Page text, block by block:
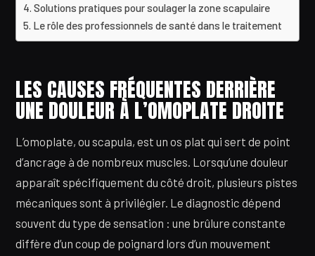
Solutions pratiques pour soulager la zone scapulaire
Le rôle des professionnels de santé dans le traitement
LES CAUSES FRÉQUENTES DERRIÈRE
UNE DOULEUR À L’OMOPLATE DROITE
L’omoplate, ou scapula, est un os plat qui sert de point
d’ancrage à de nombreux muscles. Lorsqu’une douleur
apparaît spécifiquement du côté droit, plusieurs pistes
mécaniques sont à privilégier. Le diagnostic dépend
souvent du type de sensation : une brûlure constante
diffère d’un coup de poignard lors d’un mouvement